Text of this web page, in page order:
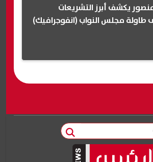
يكشف أبرز التشريعات
طاولة مجلس النواب (انفوجرافيك)